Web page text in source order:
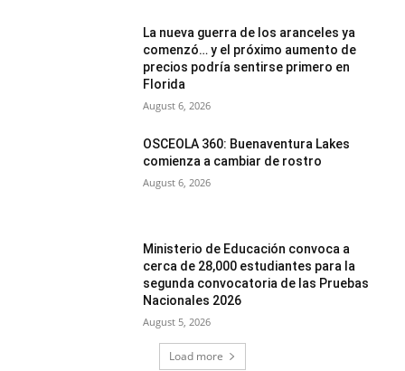
La nueva guerra de los aranceles ya
comenzó… y el próximo aumento de
precios podría sentirse primero en
Florida
August 6, 2026
OSCEOLA 360: Buenaventura Lakes
comienza a cambiar de rostro
August 6, 2026
Ministerio de Educación convoca a
cerca de 28,000 estudiantes para la
segunda convocatoria de las Pruebas
Nacionales 2026
August 5, 2026
Load more